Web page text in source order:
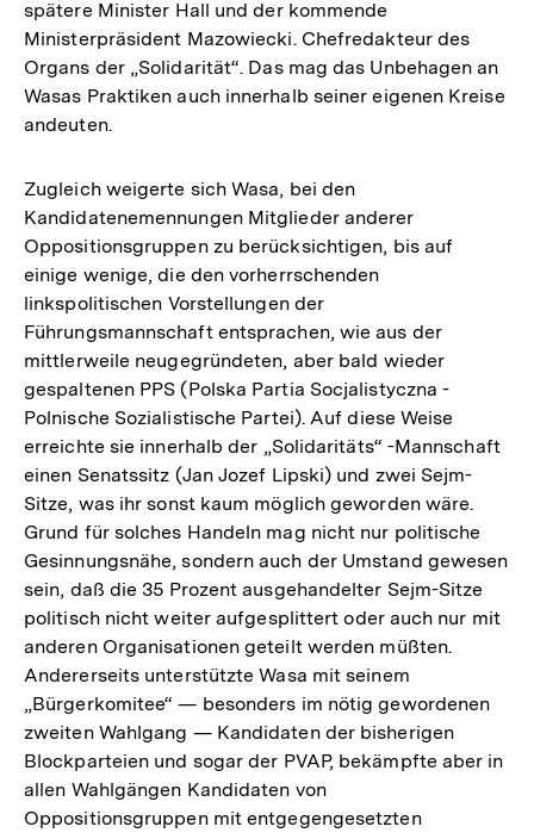
spätere Minister Hall und der kommende
Ministerpräsident Mazowiecki. Chefredakteur des
Organs der „Solidarität“. Das mag das Unbehagen an
Wasas Praktiken auch innerhalb seiner eigenen Kreise
andeuten.
Zugleich weigerte sich Wasa, bei den
Kandidatenemennungen Mitglieder anderer
Oppositionsgruppen zu berücksichtigen, bis auf
einige wenige, die den vorherrschenden
linkspolitischen Vorstellungen der
Führungsmannschaft entsprachen, wie aus der
mittlerweile neugegründeten, aber bald wieder
gespaltenen PPS (Polska Partia Socjalistyczna -
Polnische Sozialistische Partei). Auf diese Weise
erreichte sie innerhalb der „Solidaritäts“ -Mannschaft
einen Senatssitz (Jan Jozef Lipski) und zwei Sejm-
Sitze, was ihr sonst kaum möglich geworden wäre.
Grund für solches Handeln mag nicht nur politische
Gesinnungsnähe, sondern auch der Umstand gewesen
sein, daß die 35 Prozent ausgehandelter Sejm-Sitze
politisch nicht weiter aufgesplittert oder auch nur mit
anderen Organisationen geteilt werden müßten.
Andererseits unterstützte Wasa mit seinem
„Bürgerkomitee“ — besonders im nötig gewordenen
zweiten Wahlgang — Kandidaten der bisherigen
Blockparteien und sogar der PVAP, bekämpfte aber in
allen Wahlgängen Kandidaten von
Oppositionsgruppen mit entgegengesetzten